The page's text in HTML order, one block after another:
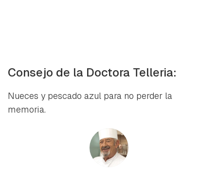
Consejo de la Doctora Telleria:
Nueces y pescado azul para no perder la
memoria.